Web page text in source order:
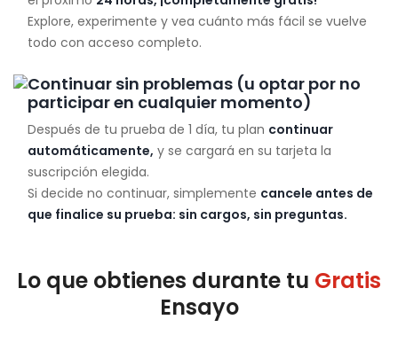
Explore, experimente y vea cuánto más fácil se vuelve
todo con acceso completo.
Continuar sin problemas (u optar por no
participar en cualquier momento)
Después de tu prueba de 1 día, tu plan continuar
automáticamente, y se cargará en su tarjeta la
suscripción elegida.
Si decide no continuar, simplemente cancele antes de
que finalice su prueba: sin cargos, sin preguntas.
Lo que obtienes durante tu Gratis
Ensayo